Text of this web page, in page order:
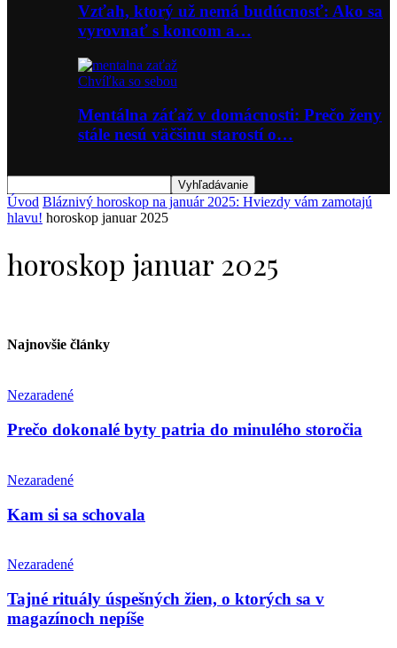
Vzťah, ktorý už nemá budúcnosť: Ako sa
vyrovnať s koncom a…
Chvíľka so sebou
Mentálna záťaž v domácnosti: Prečo ženy
stále nesú väčšinu starostí o…
Úvod Bláznivý horoskop na január 2025: Hviezdy vám zamotajú
hlavu! horoskop januar 2025
horoskop januar 2025
Najnovšie články
Nezaradené
Prečo dokonalé byty patria do minulého storočia
Nezaradené
Kam si sa schovala
Nezaradené
Tajné rituály úspešných žien, o ktorých sa v
magazínoch nepíše